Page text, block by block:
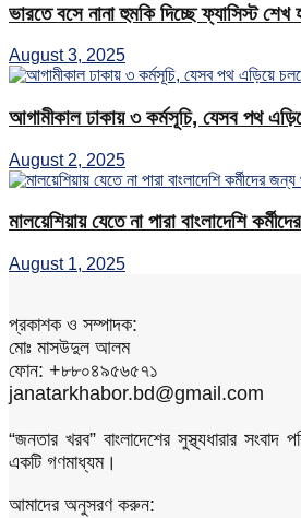
ভারতে বসে নানা হুমকি দিচ্ছে ফ্যাসিস্ট শেখ
August 3, 2025
আগামীকাল ঢাকায় ৩ কর্মসূচি, যেসব পথ
August 2, 2025
মালয়েশিয়ায় যেতে না পারা বাংলাদেশি
August 1, 2025
প্রকাশক ও সম্পাদক:
মোঃ মাসউদুল আলম
ফোন: +৮৮০৪৯৫৬৫৭১
janatarkhabor.bd@gmail.com
“জনতার খরব” বাংলাদেশের সুস্থ্যধারার
একটি গণমাধ্যম।
আমাদের অনুসরণ করুন: